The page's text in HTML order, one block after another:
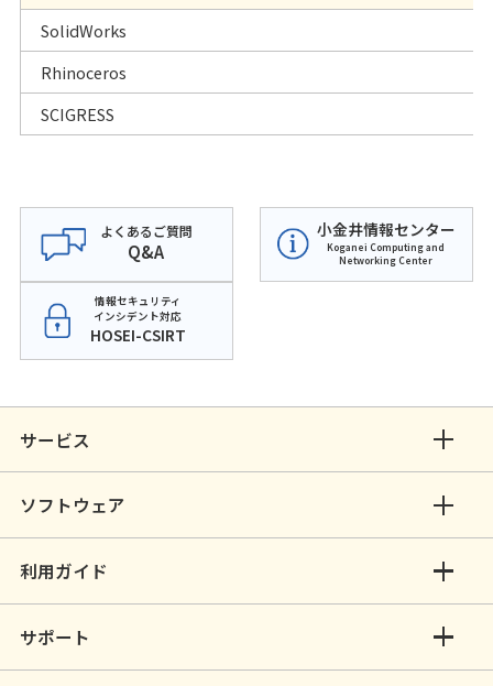
SolidWorks
Rhinoceros
SCIGRESS
よくあるご質問
Q&A
小金井情報センター
Koganei Computing and
Networking Center
情報セキュリティ
インシデント対応
HOSEI-CSIRT
サービス
ソフトウェア
利用ガイド
サポート